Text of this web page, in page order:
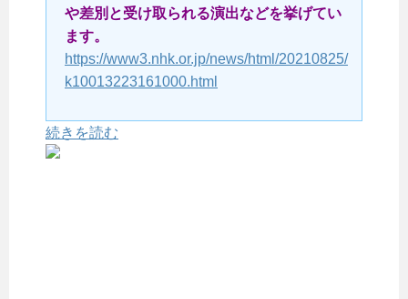
や差別と受け取られる演出などを挙げてい
ます。
https://www3.nhk.or.jp/news/html/20210825/
k10013223161000.html
続きを読む